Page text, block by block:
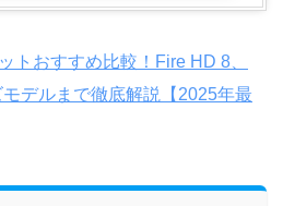
トおすすめ比較！Fire HD 8、
デルまで徹底解説【2025年最